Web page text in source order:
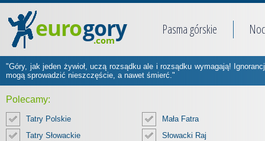
Pasma górskie
"Góry, jak jeden żywioł, uczą rozsądku ale i rozsądku wymagają!
mogą sprowadzić nieszczęście, a nawet śmierć."
Polecamy:
Tatry Polskie
Mała Fatra
Tatry Słowackie
Słowacki Raj